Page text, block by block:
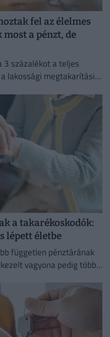
fel az élelmes
a pénzt, de
3 százalékot a teljes
lakossági megtakarítási
a takarékoskodók:
lépett életbe
független pénztárának
vagyona pedig több